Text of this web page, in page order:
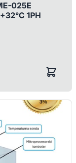
025E
1PH